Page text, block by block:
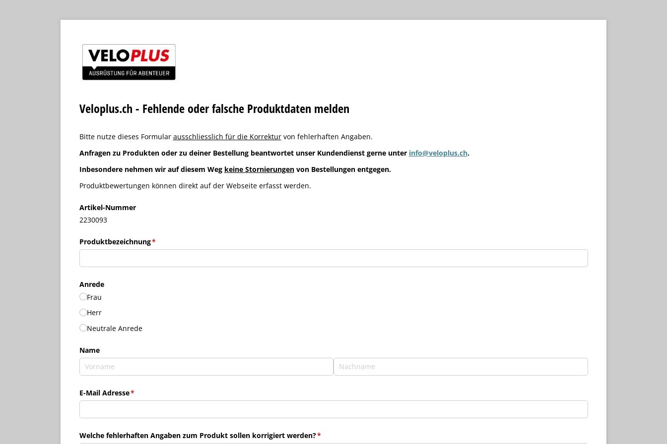
Veloplus.ch - Fehlende oder falsche Produktdaten melden
Bitte nutze dieses Formular ausschliesslich für die Korrekturvon fehlerhaften Angaben.
Anfragen zu Produkten oder zu deiner Bestellung beantwortet unser Kundendienst gerne unter info@veloplus.ch.
Inbesondere nehmen wir auf diesem Weg keine Stornierungenvon Bestellungen entgegen.
Produktbewertungen können direkt auf der Webseite erfasst werden.
Artikel-Nummer
2230093
Produktbezeichnung*
(erforderlich)
Anrede
Frau
Herr
Neutrale Anrede
Name
E-Mail Adresse*
(erforderlich)
Welche fehlerhaften Angaben zum Produkt sollen korrigiert werden?*
(erforderlich)